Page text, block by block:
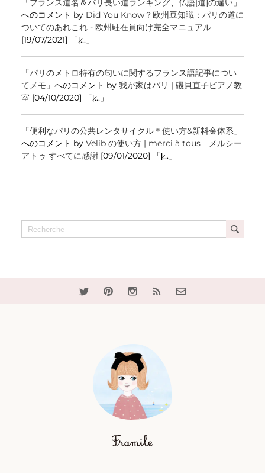
「フランス道名＆パリ長い道ランキング、仏語[道]の違い」
へのコメント by Did You Know？欧州豆知識：パリの道に
ついてのあれこれ - 欧州駐在員向け完全マニュアル
[19/07/2021] 「[̷...」
「パリのメトロ特有の匂いに関するフランス語記事につい
てメモ」 へのコメント by 我が家はパリ | 磯貝直子ピアノ教
室 [04/10/2020] 「[̷...」
「便利なパリの公共レンタサイクル＊使い方&新料金体系」
へのコメント by Velib の使い方 | merci à tous メルシー
アトゥ すべてに感謝[09/01/2020] 「[̷...」